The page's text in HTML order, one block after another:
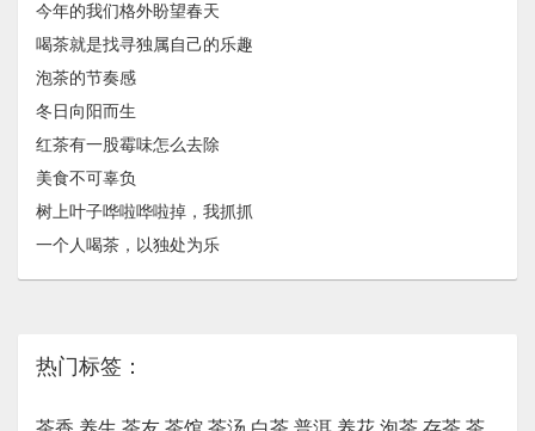
今年的我们格外盼望春天
喝茶就是找寻独属自己的乐趣
泡茶的节奏感
冬日向阳而生
红茶有一股霉味怎么去除
美食不可辜负
树上叶子哗啦哗啦掉，我抓抓
一个人喝茶，以独处为乐
热门标签：